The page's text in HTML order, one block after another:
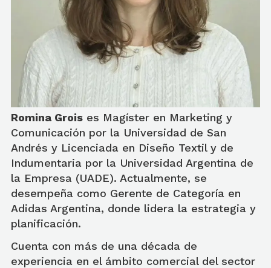
Romina Grois es Magíster en Marketing y
Comunicación por la Universidad de San
Andrés y Licenciada en Diseño Textil y de
Indumentaria por la Universidad Argentina de
la Empresa (UADE). Actualmente, se
desempeña como Gerente de Categoría en
Adidas Argentina, donde lidera la estrategia y
planificación.
Cuenta con más de una década de
experiencia en el ámbito comercial del sector